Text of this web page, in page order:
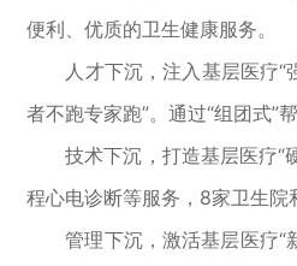
便利、优质的卫生健康服务。
人才下沉，注入基层医疗“强
者不跑专家跑”。通过“组团式”
技术下沉，打造基层医疗“硬
程心电诊断等服务，8家卫生院
管理下沉，激活基层医疗“新